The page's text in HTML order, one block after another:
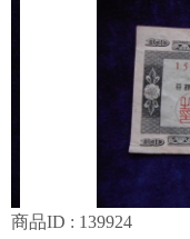
商品ID : 139924